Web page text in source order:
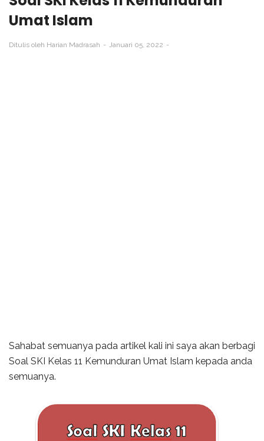
Umat Islam
Ditulis oleh Harian Madrasah Januari 05, 2022
Sahabat semuanya pada artikel kali ini saya akan berbagi
Soal SKI Kelas 11 Kemunduran Umat Islam kepada anda
semuanya.